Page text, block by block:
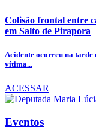
Colisão frontal entre
em Salto de Pirapora
Acidente ocorreu na tarde
vítima...
ACESSAR
Eventos